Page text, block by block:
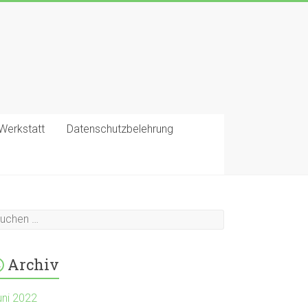
Datenschutzbelehrung
Archiv
2022